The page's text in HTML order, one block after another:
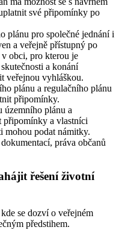
své připomínky po
plánu pro společné jednání i
a veřejně přístupný po
obci, pro kterou je
a konání
veřejnou vyhláškou.
plánu a regulačního plánu
připomínky.
územního plánu a
připomínky a vlastníci
mohou podat námitky.
práva občanů
řešení životní
se dozví o veřejném
předstihem.